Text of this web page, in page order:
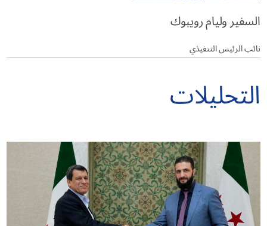
السفير وليام رويبوك
نائب الرئيس التنفيذي
التحليلات